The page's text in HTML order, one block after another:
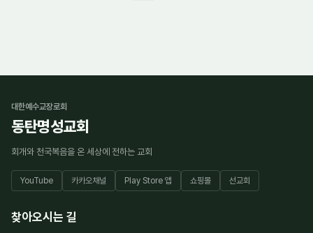
대한예수교장로회
동탄명성교회
회개와 천국복음을 온 세상에 전하는 교회
YouTube 카카오채널 Play Store 앱 쇼핑몰 선교회
찾아오시는 길